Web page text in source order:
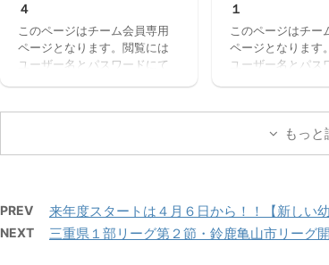
４
このページはチーム会員専用
ページとなります。閲覧には
ユーザー名とパスワードにて
ー名またはメールアドレスパ
１
このページはチー
ページとなります
ユーザー名とパス
ー名またはメール
スワード ログイン
もっと
PREV 来年度スタートは４月６日から！！【新しい
NEXT 三重県１部リーグ第２節・鈴鹿亀山市リーグ